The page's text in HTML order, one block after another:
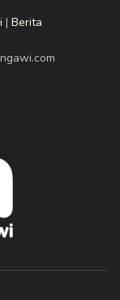
| Berita